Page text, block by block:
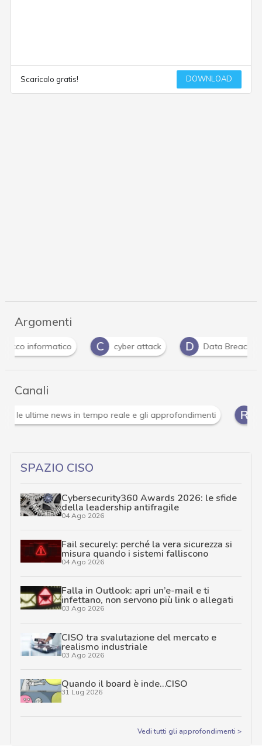
Scaricalo gratis! DOWNLOAD
Argomenti
C
cyber attack D Data Breach D doppia
Canali
Attacchi hacker e Malware: le ultime news in tempo
SPAZIO CISO
Cybersecurity360 Awards 2026: le sfide
della leadership antifragile
04 Ago 2026
Fail securely: perché la vera sicurezza si
misura quando i sistemi falliscono
04 Ago 2026
Falla in Outlook: apri un’e-mail e ti
infettano, non servono più link o allegati
03 Ago 2026
CISO tra svalutazione del mercato e
realismo industriale
03 Ago 2026
Quando il board è inde…CISO
31 Lug 2026
Vedi tutti gli approfondimenti >